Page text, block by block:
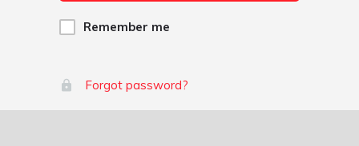
Remember me
Forgot password?